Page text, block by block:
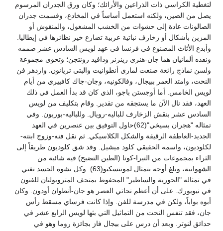
لتغطية الكراسي ذات الذراعين والأرائك؛ وكان ورق الجدران المرسوم
يصل من الصين، ولكنه استعمل أساساً في المخادع، وقسمت جدران
الصالونات عادة إلى حشوات من الخشب المشغول، والمنقوش أو
المزين بأشكال أو زخارف نباتية عربية تضارع خير نظائرها في إيطاليا.
وأبدع الأثاث المصنوع في فرنسا في عهد لويس السادس عشر صممه
ونفذه ألمانيان هما جان-هنري رينزنر ودافيد رونتجن؛ وتحوي مجموعة
ولسن نماذج رائعة صنعت لماري أنطوانيت والبتي تريانون. وازدهر فن
النحت، وامتد العمر ببيجال، وفالكونيه، وجان-جاك كافييري من أيام
لويس الخامس. أما أوجستن باجو، الذي كان قد بدأ العمل في ذلك
العهد، فقد نال الآن ما يستجقه من تقدير. وقام بتكليف من لويس
السادس عشر بنقش الزخارف للباليه-رويال. وللباليه-بوربون. وفي
تمثاله "هجران بسيخي"(62)حاول التوفيق بين عنصرين في العهد
الجديد-العاطفة الرقيقة والشكل الكلاسيكي. ثم نقل فنه-وزوج ابنته-
لكلوديون، واسمه الحقيقي كلود ميشيل. وقد شق كلوديون طريقاً إلى
الثراء بمجموعات من التيرا-كوتا (الطين التضيح) فيه شائبة من
الشهوانية، وبلغ أوجه بتمثال لمونتسكيو(63). وكل نشوة الجسد تغني
في تمثاله "الحورية والساطير" المحفوظ بمتحف المتروبولتان للفنون
في نيويورك. على أن أعظم نحاتي العصر هو جان-أنطوان أودون. وكان
أبوه بواباً، ولكن في مدرسة للفن. وإذا كانت فرساي مسقط رأس
جان، فقد تنفس النحت من التماثيل التي بثها لويس الرابع عشر في
حدائق لنوتر. وبعد أن درس على بيجال فاز بجائزة روما وهو في